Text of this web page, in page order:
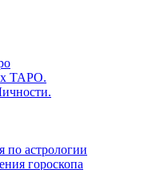
ТАРО.
по астрологии
гороскопа